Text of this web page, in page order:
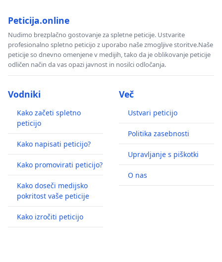
Peticija.online
Nudimo brezplačno gostovanje za spletne peticije. Ustvarite
profesionalno spletno peticijo z uporabo naše zmogljive storitve.Naše
peticije so dnevno omenjene v medijih, tako da je oblikovanje peticije
odličen način da vas opazi javnost in nosilci odločanja.
Vodniki
Kako začeti spletno
peticijo
Kako napisati peticijo?
Kako promovirati peticijo?
Kako doseči medijsko
pokritost vaše peticije
Kako izročiti peticijo
Več
Ustvari peticijo
Politika zasebnosti
Upravljanje s piškotki
O nas